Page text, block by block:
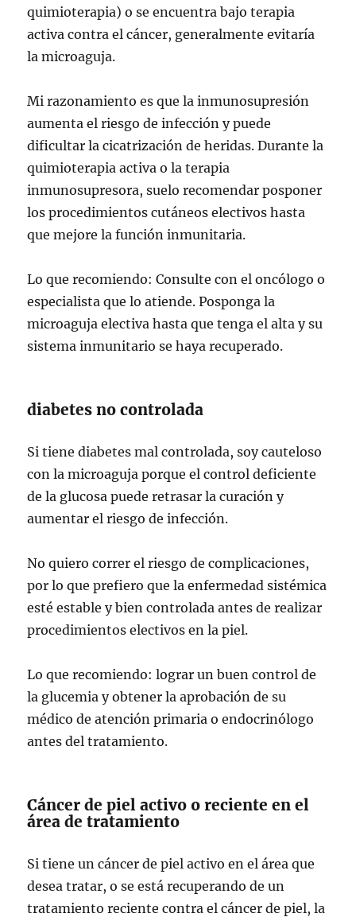
quimioterapia) o se encuentra bajo terapia
activa contra el cáncer, generalmente evitaría
la microaguja.
Mi razonamiento es que la inmunosupresión
aumenta el riesgo de infección y puede
dificultar la cicatrización de heridas. Durante la
quimioterapia activa o la terapia
inmunosupresora, suelo recomendar posponer
los procedimientos cutáneos electivos hasta
que mejore la función inmunitaria.
Lo que recomiendo: Consulte con el oncólogo o
especialista que lo atiende. Posponga la
microaguja electiva hasta que tenga el alta y su
sistema inmunitario se haya recuperado.
diabetes no controlada
Si tiene diabetes mal controlada, soy cauteloso
con la microaguja porque el control deficiente
de la glucosa puede retrasar la curación y
aumentar el riesgo de infección.
No quiero correr el riesgo de complicaciones,
por lo que prefiero que la enfermedad sistémica
esté estable y bien controlada antes de realizar
procedimientos electivos en la piel.
Lo que recomiendo: lograr un buen control de
la glucemia y obtener la aprobación de su
médico de atención primaria o endocrinólogo
antes del tratamiento.
Cáncer de piel activo o reciente en el
área de tratamiento
Si tiene un cáncer de piel activo en el área que
desea tratar, o se está recuperando de un
tratamiento reciente contra el cáncer de piel, la